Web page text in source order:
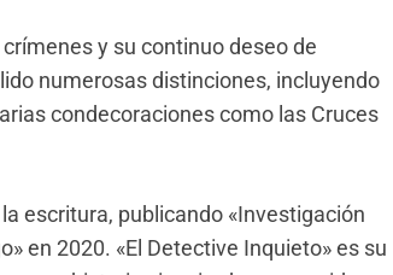
y su continuo deseo de
numerosas distinciones, incluyendo
condecoraciones como las Cruces
escritura, publicando «Investigación
en 2020. «El Detective Inquieto» es su